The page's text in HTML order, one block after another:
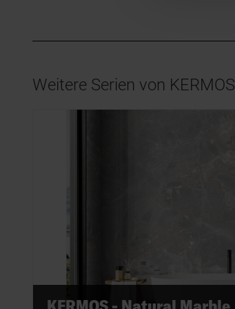
Weitere Serien von KERMOS